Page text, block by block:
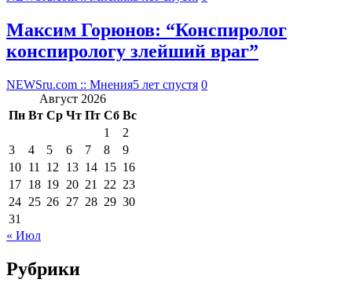
Максим Горюнов: “Конспиролог
конспирологу злейший враг”
NEWSru.com :: Мнения5 лет спустя 0
Август 2026
Пн Вт Ср Чт Пт Сб Вс
1
2
3
4 5 6 7 8
9
10 11 12 13 14 15 16
17 18 19 20 21 22 23
24 25 26 27 28 29 30
31
« Июл
Рубрики